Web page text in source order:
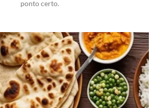
ponto certo.